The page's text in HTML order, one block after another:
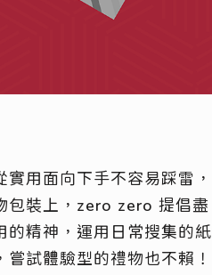
用面向下手不容易踩雷，
包裝上，zero zero 提倡盡
的精神，運用日常搜集的紙
試體驗型的禮物也不賴！